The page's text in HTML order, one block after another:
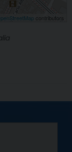
contributors